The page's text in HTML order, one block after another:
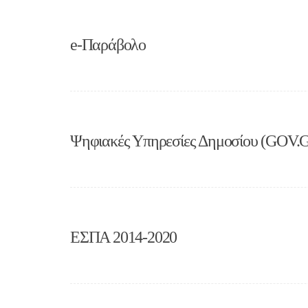
e-Παράβολο
Ψηφιακές Υπηρεσίες Δημοσίου
ΕΣΠΑ 2014-2020